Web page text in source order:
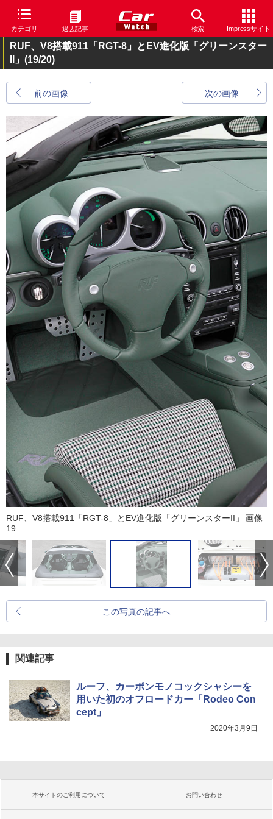
カテゴリ 過去記事 検索 Impressサイト
RUF、V8搭載911「RGT-8」とEV進化版「グリーンスター
II」 (19/20)
前の画像 次の画像
RUF、V8搭載911「RGT-8」とEV進化版「グリーンスターII」 画像
19
この写真の記事へ
関連記事
ルーフ、カーボンモノコックシャシーを
用いた初のオフロードカー「Rodeo Con
cept」
2020年3月9日
本サイトのご利用について お問い合わせ